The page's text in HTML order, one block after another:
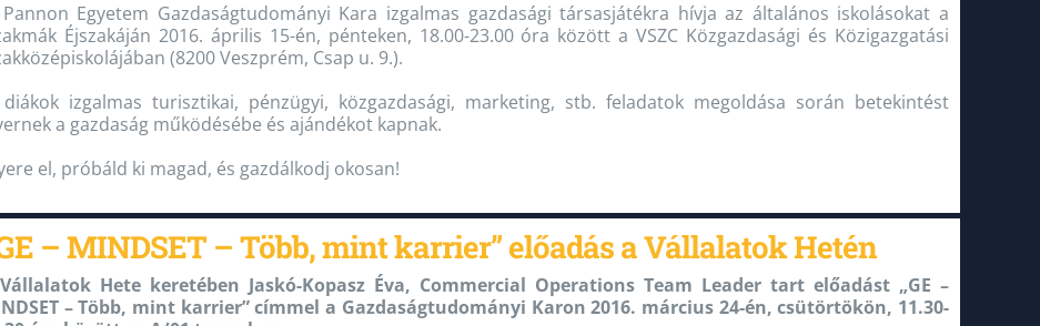
Egyetem Gazdaságtudományi Kara izgalmas gazdasági társasjátékra hívja az általános iskolásokat a
Éjszakáján 2016. április 15-én, pénteken, 18.00-23.00 óra között a VSZC Közgazdasági és Közigazgatási
(8200 Veszprém, Csap u. 9.).
izgalmas turisztikai, pénzügyi, közgazdasági, marketing, stb. feladatok megoldása során betekintést
a gazdaság működésébe és ajándékot kapnak.
el, próbáld ki magad, és gazdálkodj okosan!
– MINDSET – Több, mint karrier” előadás a Vállalatok Hetén
Hete keretében Jaskó-Kopasz Éva, Commercial Operations Team Leader tart előadást „GE –
– Több, mint karrier” címmel a Gazdaságtudományi Karon 2016. március 24-én, csütörtökön, 11.30-